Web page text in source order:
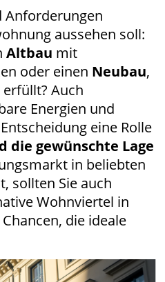
Anforderungen
aussehen soll:
Altbau mit
oder einen Neubau,
Auch
Energien und
eine Rolle
die gewünschte Lage
in beliebten
sollten Sie auch
Wohnviertel in
die ideale